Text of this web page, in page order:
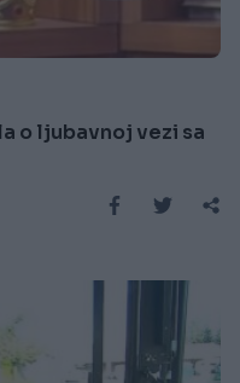
o ljubavnoj vezi sa